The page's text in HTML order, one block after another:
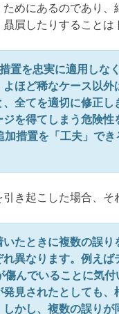
めにあるのであり
屓したりすることは
置を忠実に適用しな
ほど稀なケース以
全てを適切に修正
を得てしまう危険
措置を「工夫」でき
き起こした場合、
たときに複数の誤
異なります。例え
んでいることに気
見されたとしても
かし、複数の誤り